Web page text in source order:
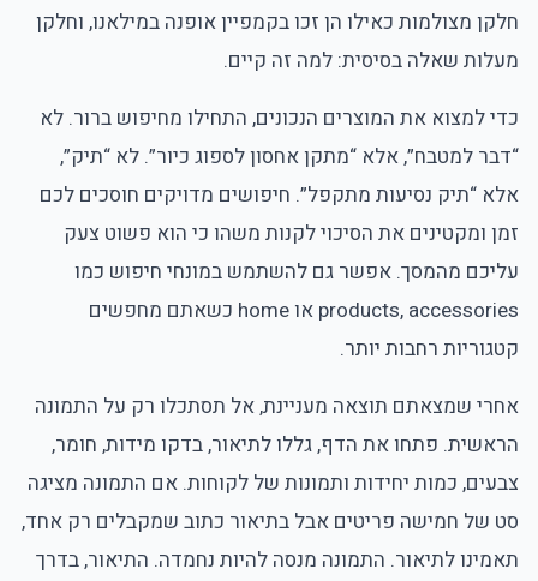
חלקן מצולמות כאילו הן זכו בקמפיין אופנה במילאנו, וחלקן
מעלות שאלה בסיסית: למה זה קיים.
כדי למצוא את המוצרים הנכונים, התחילו מחיפוש ברור. לא
“דבר למטבח”, אלא “מתקן אחסון לספוג כיור”. לא “תיק”,
אלא “תיק נסיעות מתקפל”. חיפושים מדויקים חוסכים לכם
זמן ומקטינים את הסיכוי לקנות משהו כי הוא פשוט צעק
עליכם מהמסך. אפשר גם להשתמש במונחי חיפוש כמו
products, accessories או home כשאתם מחפשים
קטגוריות רחבות יותר.
אחרי שמצאתם תוצאה מעניינת, אל תסתכלו רק על התמונה
הראשית. פתחו את הדף, גללו לתיאור, בדקו מידות, חומר,
צבעים, כמות יחידות ותמונות של לקוחות. אם התמונה מציגה
סט של חמישה פריטים אבל בתיאור כתוב שמקבלים רק אחד,
תאמינו לתיאור. התמונה מנסה להיות נחמדה. התיאור, בדרך